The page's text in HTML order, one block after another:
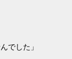
でした」